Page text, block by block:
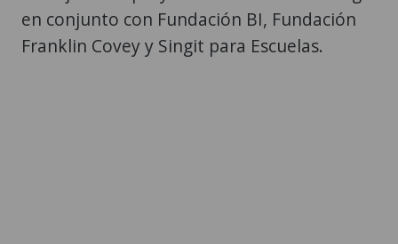
en conjunto con Fundación BI, Fundación
Franklin Covey y Singit para Escuelas.